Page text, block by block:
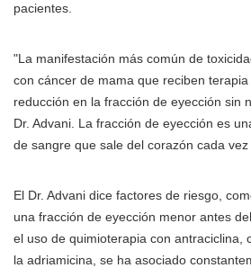
pacientes.
"La manifestación más común de
con cáncer de mama que reciben
reducción en la fracción de eyección sin
Dr. Advani. La fracción de eyección es
de sangre que sale del corazón cada vez
El Dr. Advani dice factores de riesgo,
una fracción de eyección menor antes
el uso de quimioterapia con antraciclina,
la adriamicina, se ha asociado